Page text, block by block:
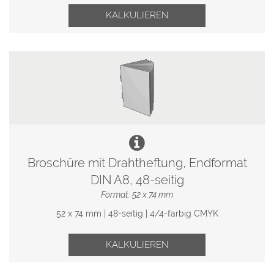
KALKULIEREN
Broschüre mit Drahtheftung, Endformat
DIN A8, 48-seitig
Format: 52 x 74 mm
52 x 74 mm | 48-seitig | 4/4-farbig CMYK
KALKULIEREN